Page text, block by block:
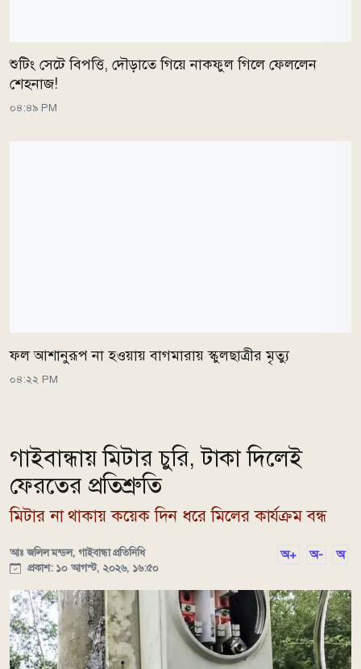
শুটিং সেটে বিপত্তি, দৌড়াতে গিয়ে নাকফুল গিলে ফেললেন
শেহনাজ!
০৪:৪৯ PM
ফল আশানুরূপ না হওয়ায় বাগমারায় স্কুলছাত্রীর মৃত্যু
০৪:২২ PM
গাইবান্ধায় মিটার চুরি, টাকা দিলেই
ফেরতের প্রতিশ্রুতি
মিটার না থাকায় কয়েক দিন ধরে মিলের কার্যক্রম বন্ধ
আঃ জলিল মন্ডল, গাইবান্ধা প্রতিনিধি
প্রকাশ: ১০ আগস্ট, ২০২৬, ১৬:৫০
অ+ অ- অ